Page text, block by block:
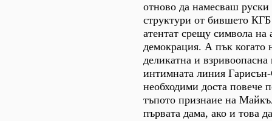
отново да намесваш
структури от бившето
атентат срещу символа на
демокрация. А пък когато
деликатна и взривоопасна
интимната линия
необходими доста повече
тъпото признаие на
първата дама, ако и това